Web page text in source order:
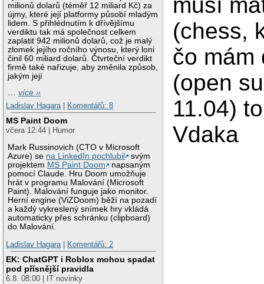
milionů dolarů (téměř 12 miliard Kč) za
újmy, které její platformy působí mladým
lidem. S přihlédnutím k dřívějšímu
verdiktu tak má společnost celkem
zaplatit 942 milionů dolarů, což je malý
zlomek jejího ročního výnosu, který loni
činil 60 miliard dolarů. Čtvrteční verdikt
firmě také nařizuje, aby změnila způsob,
jakým její
…více »
Ladislav Hagara
Komentářů: 8
MS Paint Doom
včera 12:44 | Humor
Mark Russinovich (CTO v Microsoft
Azure) se na LinkedIn pochlubil
svým
projektem MS Paint Doom
napsaným
pomocí Claude. Hru Doom umožňuje
hrát v programu Malování (Microsoft
Paint). Malování funguje jako monitor.
Herní engine (ViZDoom) běží na pozadí
a každý vykreslený snímek hry vkládá
automaticky přes schránku (clipboard)
do Malování.
Ladislav Hagara
Komentářů: 2
EK: ChatGPT i Roblox mohou spadat
pod přísnější pravidla
6.8. 08:00 | IT novinky
musí
(chess,
čo mám
(open
11.04)
Vdaka